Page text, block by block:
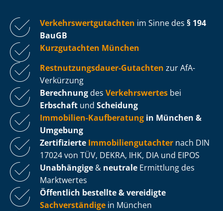
Ver­kehrs­wert­gut­ach­ten im Sinne des § 194
BauGB
Kurzgutachten München
Rest­nut­zungs­dau­er-Gutachten zur AfA-
Verkürzung
Berechnung des Verkehrswertes bei
Erbschaft und Scheidung
Immobilien-Kaufberatung in München &
Umgebung
Zertifizierte Im­mo­bi­li­en­gut­ach­ter nach DIN
17024 von TÜV, DEKRA, IHK, DIA und EIPOS
Unabhängige & neutrale Ermittlung des
Marktwertes
Öffentlich bestellte & vereidigte
Sachverständige in München